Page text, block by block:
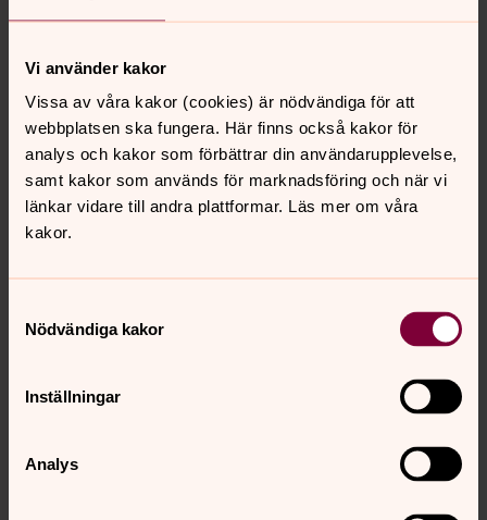
Vi använder kakor
Vissa av våra kakor (cookies) är nödvändiga för att
webbplatsen ska fungera. Här finns också kakor för
analys och kakor som förbättrar din användarupplevelse,
samt kakor som används för marknadsföring och när vi
länkar vidare till andra plattformar. Läs mer om våra
kakor.
Nödvändiga kakor
Inställningar
Analys
Astrid Arvidsson
Kantor, Kinna-Fritsla församling
Direkt:
0320-207953
E-post:astrid.arvidsson@svenskakyrkan.se
Synpunkter eller frågor på sidans
kinna-fritsla.forsamling@svenskakyrkan.se